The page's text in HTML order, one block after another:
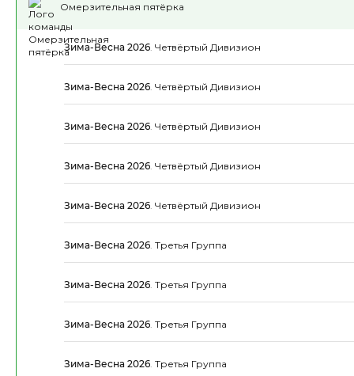
Омерзительная пятёрка
Зима-Весна 2026. Четвёртый Дивизион
Зима-Весна 2026. Четвёртый Дивизион
Зима-Весна 2026. Четвёртый Дивизион
Зима-Весна 2026. Четвёртый Дивизион
Зима-Весна 2026. Четвёртый Дивизион
Зима-Весна 2026. Третья Группа
Зима-Весна 2026. Третья Группа
Зима-Весна 2026. Третья Группа
Зима-Весна 2026. Третья Группа